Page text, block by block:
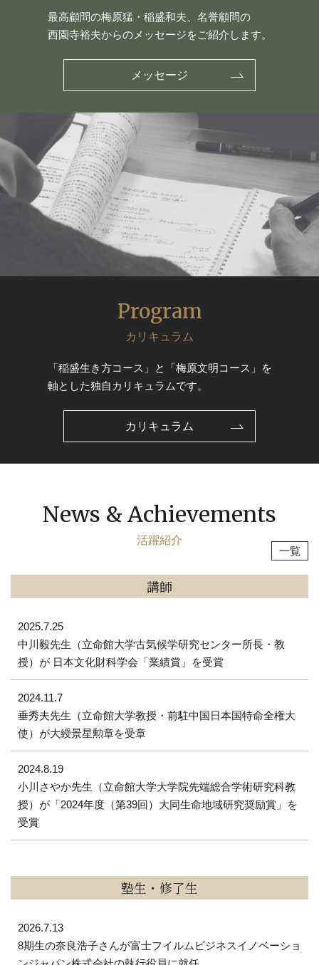
最高顧問の梅原猛・稲盛和夫、名誉顧問の
西園寺裕夫からのメッセージをご紹介します。
メッセージ
Program
カリキュラム
「稲盛生き方コース」と「梅原文明コース」を
軸とした独自カリキュラムです。
カリキュラム
News & Achievements
活躍紹介
一覧
講師
2025.7.25
中川毅先生（立命館大学古気候学研究センター所長・教
授）が 日本文化財科学会「業績賞」を受賞
2024.11.7
垂秀夫先生（立命館大学教授・前駐中国日本国特命全権大
使）が大綬景星勲章を受章
2024.8.19
小川さやか先生（立命館大学大学院先端総合学術研究科教
授）が「2024年度（第39回）大同生命地域研究奨励賞」を
受賞
塾生・修了生
2026.7.13
8期生の奈良浩子さんが富士フイルムビジネスイノベーショ